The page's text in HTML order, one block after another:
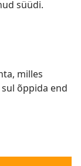
süüdi.
milles
õppida end